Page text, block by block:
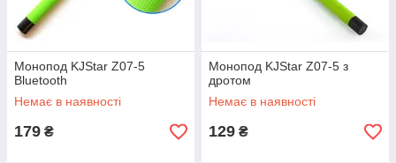
Монопод KJStar Z07-5
Bluetooth
Немає в наявності
179 ₴
Монопод KJStar Z07-5 з
дротом
Немає в наявності
129 ₴